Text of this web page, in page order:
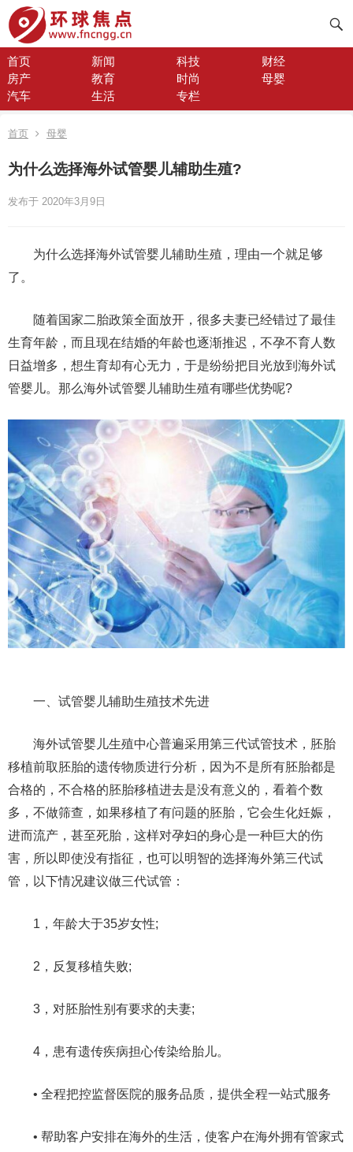
首页 新闻 科技
财经
房产
教育 时尚
母婴
汽车
生活 专栏
首页 母婴
为什么选择海外试管婴儿辅助生殖?
发布于 2020年3月9日
为什么选择海外试管婴儿辅助生殖，理由一个就足够
了。
随着国家二胎政策全面放开，很多夫妻已经错过了最佳
生育年龄，而且现在结婚的年龄也逐渐推迟，不孕不育人数
日益增多，想生育却有心无力，于是纷纷把目光放到海外试
管婴儿。那么海外试管婴儿辅助生殖有哪些优势呢?
一、试管婴儿辅助生殖技术先进
海外试管婴儿生殖中心普遍采用第三代试管技术，胚胎
移植前取胚胎的遗传物质进行分析，因为不是所有胚胎都是
合格的，不合格的胚胎移植进去是没有意义的，看着个数
多，不做筛查，如果移植了有问题的胚胎，它会生化妊娠，
进而流产，甚至死胎，这样对孕妇的身心是一种巨大的伤
害，所以即使没有指征，也可以明智的选择海外第三代试
管，以下情况建议做三代试管：
1，年龄大于35岁女性;
2，反复移植失败;
3，对胚胎性别有要求的夫妻;
4，患有遗传疾病担心传染给胎儿。
• 全程把控监督医院的服务品质，提供全程一站式服务
• 帮助客户安排在海外的生活，使客户在海外拥有管家式